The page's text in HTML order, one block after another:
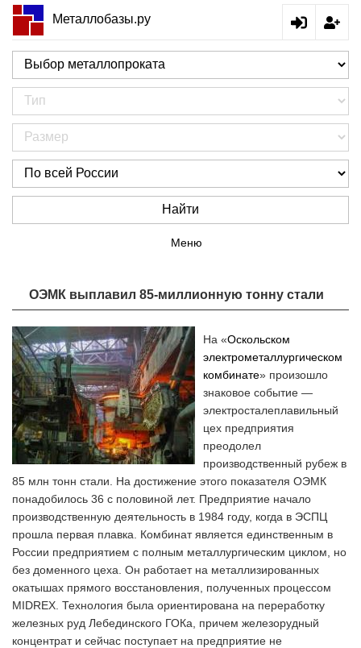
Металлобазы.ру
Найти
Меню
ОЭМК выплавил 85-миллионную тонну стали
На «Оскольском
электрометаллургическом
комбинате» произошло
знаковое событие —
электросталеплавильный
цех предприятия
преодолел
производственный рубеж в
85 млн тонн стали. На достижение этого показателя ОЭМК
понадобилось 36 с половиной лет. Предприятие начало
производственную деятельность в 1984 году, когда в ЭСПЦ
прошла первая плавка. Комбинат является единственным в
России предприятием с полным металлургическим циклом, но
без доменного цеха. Он работает на металлизированных
окатышах прямого восстановления, полученных процессом
MIDREX. Технология была ориентирована на переработку
железных руд Лебединского ГОКа, причем железорудный
концентрат и сейчас поступает на предприятие не